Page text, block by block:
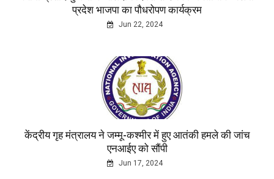
प्रदेश भाजपा का पौधरोपण कार्यक्रम
Jun 22, 2024
केंद्रीय गृह मंत्रालय ने जम्मू-कश्मीर में हुए आतंकी हमले की जांच
एनआईए को सौंपी
Jun 17, 2024